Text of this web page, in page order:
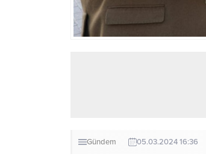
Gündem 05.03.2024 16:36